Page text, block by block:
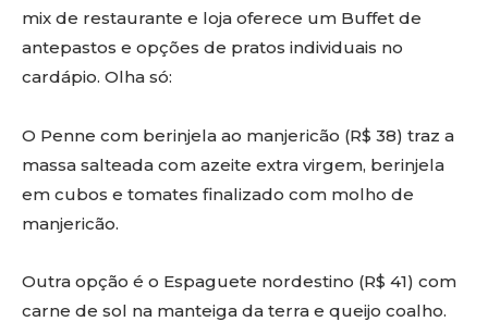
mix de restaurante e loja oferece um Buffet de
antepastos e opções de pratos individuais no
cardápio. Olha só:
O Penne com berinjela ao manjericão (R$ 38) traz a
massa salteada com azeite extra virgem, berinjela
em cubos e tomates finalizado com molho de
manjericão.
Outra opção é o Espaguete nordestino (R$ 41) com
carne de sol na manteiga da terra e queijo coalho.